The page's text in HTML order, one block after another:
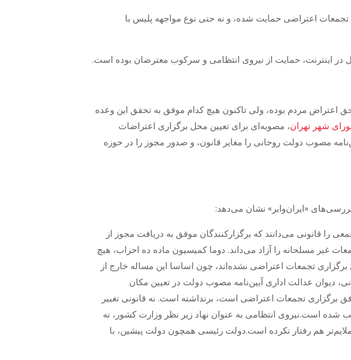
تجمعات اعتراضی حمایت شده، و نه حتی نوع مواجهه پلیس با
اینترنت، حمایت از نیروی انتظامی و سرکوب معترضان بوده است.
اعتراض مردم بوده، ولی تاکنون هیچ کدام موفق به تحقق این وعده
شهر تهران، مصوبه‌ای برای تعیین محل برگزاری اعتراضات
مصوب دولت روحانی را مغایر قانون، و صدور مجوز را در حوزه
«ایران‌وایر» نشان می‌دهد:
اساسی است. مقام‌های دولتی تجمعی را قانونی می‌دانند که برگزارکنندگان موفق به دریافت مجوز از
۲۷ قانون اساسی است که برگزاری تجمعات غیر مسلحانه را آزاد می‌داند. دوما کمیسیون ماده ده احزاب، هیچ
تجمعات اعتراضی نشده‌اند، چون اساسا این مساله خارج از
دیوان عدالت اداری آیین‌نامه مصوب دولت در تعیین مکان
برگزاری تجمعات اعتراضی است، برنداشته است. نه قانونی تغییر
شده است.نیروی انتظامی به عنوان نهاد زیر نظر وزارت کشور، نه
ملایم‌تر هم رفتار نکرده است.دولت رئیسی همچون دولت پیشین، با